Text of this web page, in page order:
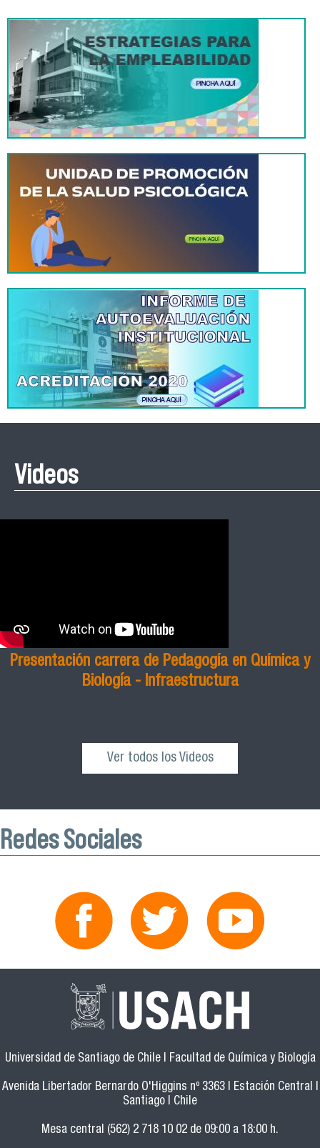
Videos
Presentación carrera de Pedagogía en Química y
Biología - Infraestructura
Ver todos los Videos
Redes Sociales
Universidad de Santiago de Chile | Facultad de Química y Biología
Avenida Libertador Bernardo O'Higgins nº 3363 | Estación Central |
Santiago | Chile
Mesa central (562) 2 718 10 02 de 09:00 a 18:00 h.